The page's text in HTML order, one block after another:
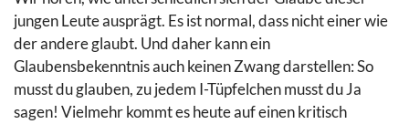
jungen Leute ausprägt. Es ist normal, dass nicht einer wie
der andere glaubt. Und daher kann ein
Glaubensbekenntnis auch keinen Zwang darstellen: So
musst du glauben, zu jedem I-Tüpfelchen musst du Ja
sagen! Vielmehr kommt es heute auf einen kritisch